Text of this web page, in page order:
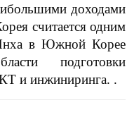
доходами
считается одним
в Южной Корее
подготовки
и инжиниринга. .